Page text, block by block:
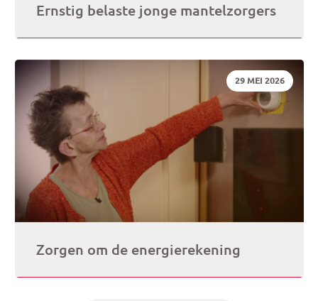
Ernstig belaste jonge mantelzorgers
DATUM:
29 MEI 2026
Zorgen om de energierekening